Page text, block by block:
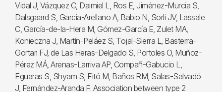
Vidal J, Vázquez C, Daimiel L, Ros E, Jiménez-Murcia S,
Dalsgaard S, Garcia-Arellano A, Babio N, Sorli JV, Lassale
C, García-de-la-Hera M, Gómez-García E, Zulet MA,
Konieczna J, Martín-Peláez S, Tojal-Sierra L, Basterra-
Gortari FJ, de Las Heras-Delgado S, Portoles O, Muñoz-
Pérez MÁ, Arenas-Larriva AP, Compañ-Gabucio L,
Eguaras S, Shyam S, Fitó M, Baños RM, Salas-Salvadó
J, Fernández-Aranda F. Association between type 2